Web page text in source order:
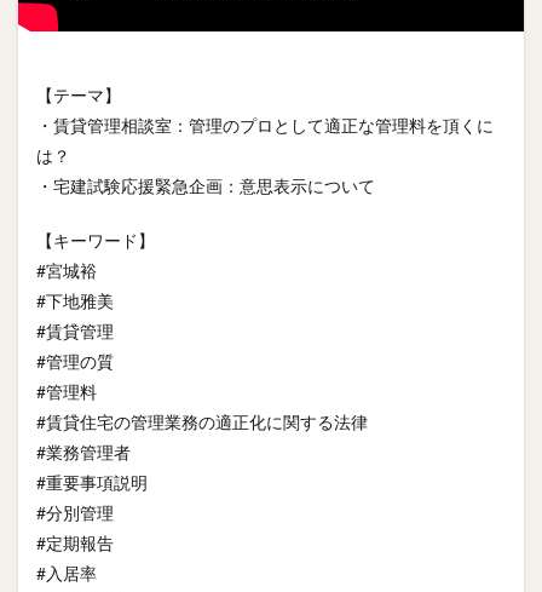
【テーマ】
・賃貸管理相談室：管理のプロとして適正な管理料を頂くに
は？
・宅建試験応援緊急企画：意思表示について
【キーワード】
#宮城裕
#下地雅美
#賃貸管理
#管理の質
#管理料
#賃貸住宅の管理業務の適正化に関する法律
#業務管理者
#重要事項説明
#分別管理
#定期報告
#入居率